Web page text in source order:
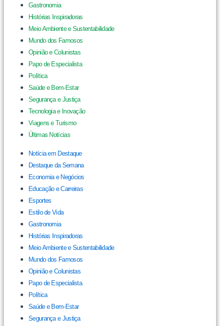
Gastronomia
Histórias Inspiradoras
Meio Ambiente e Sustentabilidade
Mundo dos Famosos
Opinião e Colunistas
Papo de Especialista
Política
Saúde e Bem-Estar
Segurança e Justiça
Tecnologia e Inovação
Viagens e Turismo
Últimas Notícias
Notícia em Destaque
Destaque da Semana
Economia e Negócios
Educação e Carreiras
Esportes
Estilo de Vida
Gastronomia
Histórias Inspiradoras
Meio Ambiente e Sustentabilidade
Mundo dos Famosos
Opinião e Colunistas
Papo de Especialista
Política
Saúde e Bem-Estar
Segurança e Justiça